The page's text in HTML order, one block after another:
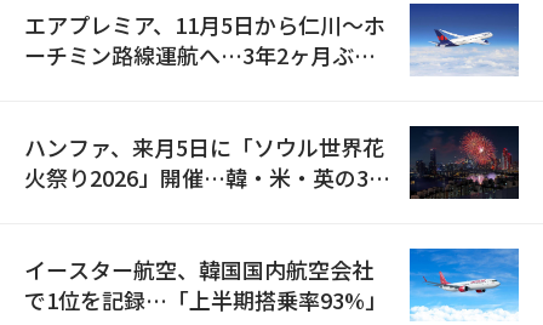
エアプレミア、11月5日から仁川〜ホ
ーチミン路線運航へ…3年2ヶ月ぶり
ハンファ、来月5日に「ソウル世界花
火祭り2026」開催…韓・米・英の3カ
イースター航空、韓国国内航空会社
で1位を記録…「上半期搭乗率93%」